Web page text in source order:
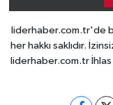
liderhaber.com.tr'de
her hakkı saklıdır.
liderhaber.com.tr İhlas